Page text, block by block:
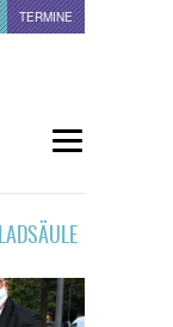
TERMINE
LADSÄULE